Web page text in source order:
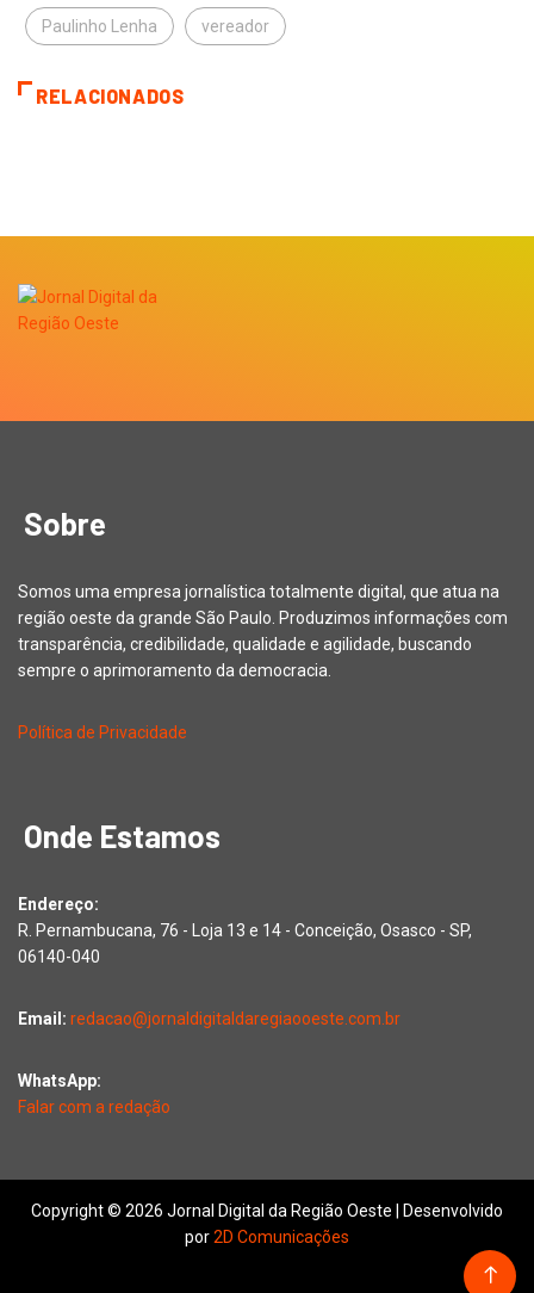
Paulinho Lenha vereador
RELACIONADOS
Sobre
Somos uma empresa jornalística totalmente digital, que atua na
região oeste da grande São Paulo. Produzimos informações com
transparência, credibilidade, qualidade e agilidade, buscando
sempre o aprimoramento da democracia.
Política de Privacidade
Onde Estamos
Endereço:
R. Pernambucana, 76 - Loja 13 e 14 - Conceição, Osasco - SP,
06140-040
Email: redacao@jornaldigitaldaregiaooeste.com.br
WhatsApp:
Falar com a redação
Copyright © 2026 Jornal Digital da Região Oeste | Desenvolvido
por2D Comunicações